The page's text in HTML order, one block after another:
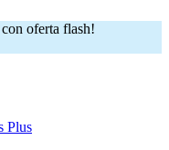
oferta flash!
Plus